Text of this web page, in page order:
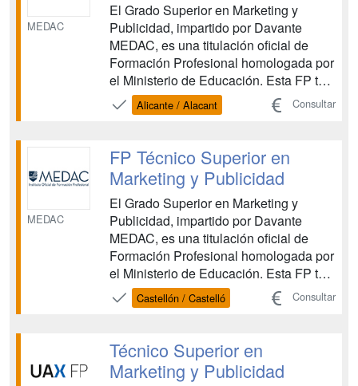
MEDAC
El Grado Superior en Marketing y
Publicidad, impartido por Davante
MEDAC, es una titulación oficial de
Formación Profesional homologada por
el Ministerio de Educación. Esta FP te
proporciona las competencias
necesarias para planificar, organizar y
como para dominar las herramientas
comunicativas y digitales esenc...
Alicante / Alacant Consultar
MEDAC
FP Técnico Superior en
Marketing y Publicidad
El Grado Superior en Marketing y
Publicidad, impartido por Davante
MEDAC, es una titulación oficial de
Formación Profesional homologada por
el Ministerio de Educación. Esta FP te
proporciona las competencias
necesarias para planificar, organizar y
como para dominar las herramientas
comunicativas y digitales esenc...
Castellón / Castelló Consultar
Técnico Superior en
Marketing y Publicidad